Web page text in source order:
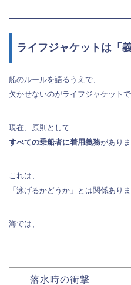
ライフジャケットは「
船のルールを語るうえで、
欠かせないのがライフジャケットで
現在、原則として
すべての乗船者に着用義務がありま
これは、
「泳げるかどうか」とは関係ありま
海では、
落水時の衝撃